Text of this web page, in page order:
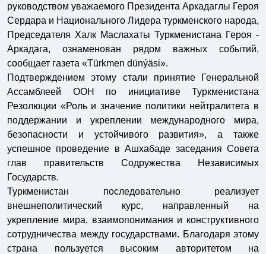
руководством уважаемого Президента Аркадаглы Героя
Сердара и Национального Лидера туркменского народа,
Председателя Халк Маслахаты Туркменистана Героя -
Аркадага, ознаменован рядом важных событий,
сообщает газета «Türkmen dünýäsi».
Подтверждением этому стали принятие Генеральной
Ассамблеей ООН по инициативе Туркменистана
Резолюции «Роль и значение политики нейтралитета в
поддержании и укреплении международного мира,
безопасности и устойчивого развития», а также
успешное проведение в Ашхабаде заседания Совета
глав правительств Содружества Независимых
Государств.
Туркменистан последовательно реализует
внешнеполитический курс, направленный на
укрепление мира, взаимопонимания и конструктивного
сотрудничества между государствами. Благодаря этому
страна пользуется высоким авторитетом на